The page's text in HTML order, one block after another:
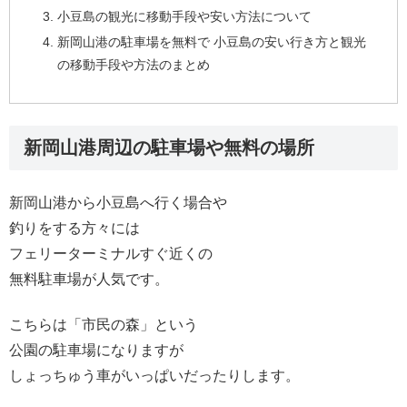
小豆島の観光に移動手段や安い方法について
新岡山港の駐車場を無料で 小豆島の安い行き方と観光
の移動手段や方法のまとめ
新岡山港周辺の駐車場や無料の場所
新岡山港から小豆島へ行く場合や
釣りをする方々には
フェリーターミナルすぐ近くの
無料駐車場が人気です。
こちらは「市民の森」という
公園の駐車場になりますが
しょっちゅう車がいっぱいだったりします。